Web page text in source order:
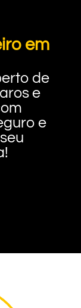
em
de
e
e